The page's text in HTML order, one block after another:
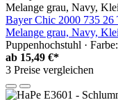
Bayer Chic 2000 735 26
Melange grau, Navy,
Puppenhochstuhl ·
ab 15,49 €*
3 Preise vergleichen